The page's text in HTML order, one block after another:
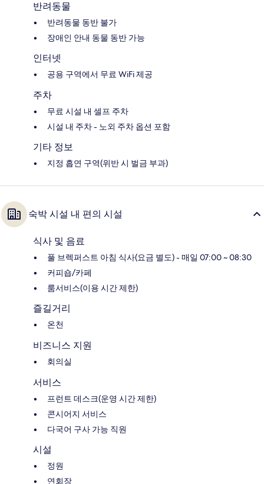
반려동물
반려동물 동반 불가
장애인 안내 동물 동반 가능
인터넷
공용 구역에서 무료 WiFi 제공
주차
무료 시설 내 셀프 주차
시설 내 주차 - 노외 주차 옵션 포함
기타 정보
지정 흡연 구역(위반 시 벌금 부과)
숙박 시설 내 편의 시설
식사 및 음료
풀 브렉퍼스트 아침 식사(요금 별도) - 매일 07:00 ~ 08:30
커피숍/카페
룸서비스(이용 시간 제한)
즐길거리
온천
비즈니스 지원
회의실
서비스
프런트 데스크(운영 시간 제한)
콘시어지 서비스
다국어 구사 가능 직원
시설
정원
연회장